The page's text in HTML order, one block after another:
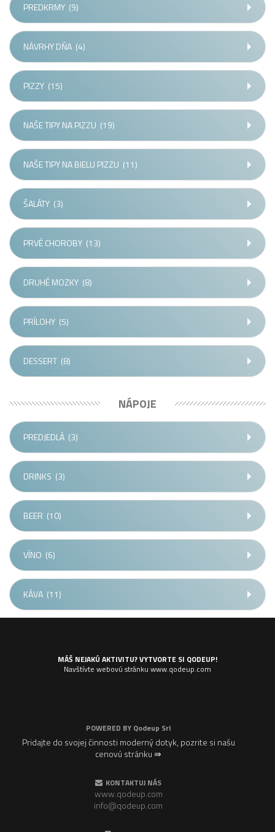
PREDKRMY (9)
NÁVRHY DŇA (4)
PIZZY (15)
NAŠE TIPY NA PIZZU (19)
NAŠE TIPY NA BIELU PIZZU (11)
ŠALÁTY (3)
PRVÉ CHOROBY (13)
DRUHÉ MOZKY (8)
PRÍLOHY (5)
DESSERT (8)
NÁPOJE
PREDJEDLÁ (3)
DRINKS (3)
BEER (10)
VÍNO (6)
KÁVA (11)
MÁŠ NEJAKÚ AKTIVITU? VYTVORTE SI QODEUP!
Navštívte webovú stránku www.qodeup.com
POWERED BY Qodeup Srl
Pridajte do svojej činnosti moderný dotyk, pozrite si našu
cenovú stránku ⇛
KONTAKTUJ NÁS
www.qodeup.com
info@qodeup.com